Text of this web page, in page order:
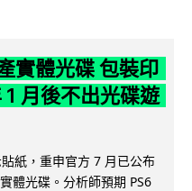
實體光碟 包裝印
月後不出光碟遊
紙，重申官方 7 月已公布
體光碟。分析師預期 PS6